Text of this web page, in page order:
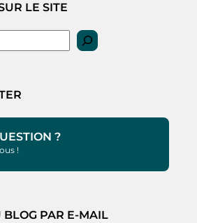
LE SITE
?
!
BLOG PAR E-MAIL